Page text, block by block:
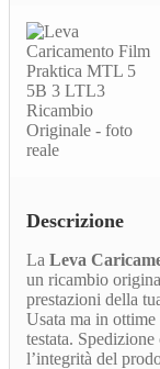
Descrizione
La Leva
un ricambio
prestazioni della
Usata ma in
testata.
l’integrità del